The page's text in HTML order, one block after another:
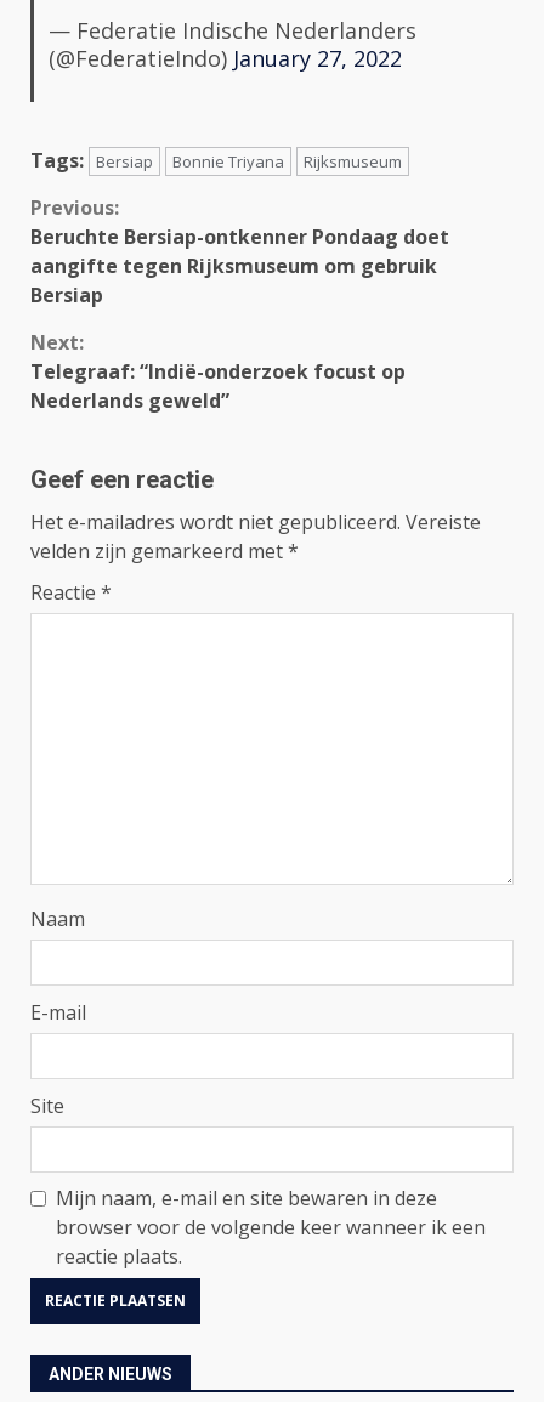
— Federatie Indische Nederlanders
(@FederatieIndo) January 27, 2022
Tags: Bersiap Bonnie Triyana Rijksmuseum
Continue
Reading
Previous:
Beruchte Bersiap-ontkenner Pondaag doet
aangifte tegen Rijksmuseum om gebruik
Bersiap
Next:
Telegraaf: “Indië-onderzoek focust op
Nederlands geweld”
Geef een reactie
Het e-mailadres wordt niet gepubliceerd. Vereiste
velden zijn gemarkeerd met*
Reactie *
Naam
E-mail
Site
Mijn naam, e-mail en site bewaren in deze
browser voor de volgende keer wanneer ik een
reactie plaats.
ANDER NIEUWS